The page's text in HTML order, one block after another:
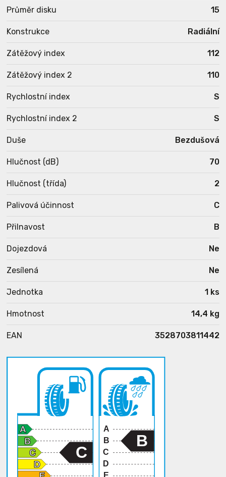
Průměr disku 15
Konstrukce Radiální
Zátěžový index 112
Zátěžový index 2 110
Rychlostní index S
Rychlostní index 2 S
Duše Bezdušová
Hlučnost (dB) 70
Hlučnost (třída) 2
Palivová účinnost C
Přilnavost B
Dojezdová Ne
Zesílená Ne
Jednotka 1 ks
Hmotnost 14,4 kg
EAN 3528703811442
A
B
C
D
E
C
B